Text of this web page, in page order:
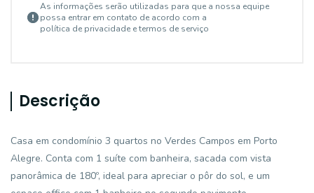
As informações serão utilizadas para que a nossa equipe
possa entrar em contato de acordo com a
política de privacidade e termos de serviço
Descrição
Casa em condomínio 3 quartos no Verdes Campos em Porto
Alegre. Conta com 1 suíte com banheira, sacada com vista
panorâmica de 180º, ideal para apreciar o pôr do sol, e um